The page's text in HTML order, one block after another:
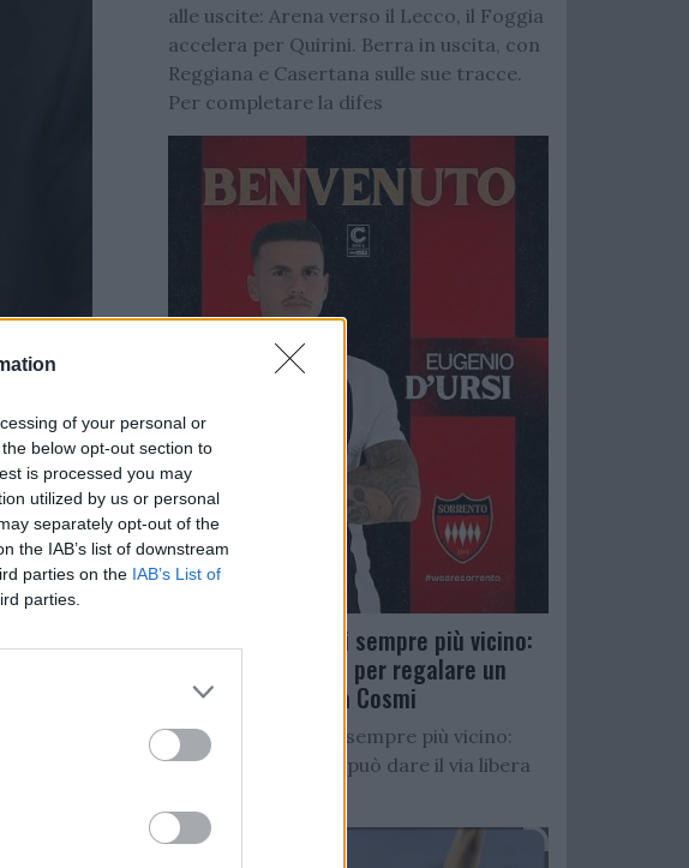
of your personal or
below opt-out section to
is processed you may
utilized by us or personal
separately opt-out of the
the IAB’s list of downstream
parties on the IAB’s List of
parties.
alle uscite: Arena verso il Lecco, il Foggia
accelera per Quirini. Berra in uscita, con
Reggiana e Casertana sulle sue tracce.
Per completare la difes
Salernitana, D’Ursi sempre più vicino:
Faggiano accelera per regalare un
altro attaccante a Cosmi
Salernitana, D’Ursi sempre più vicino:
Starita al Sorrento può dare il via libera